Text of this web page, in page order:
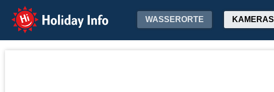
Holiday Info WASSERORTE KAMERAS